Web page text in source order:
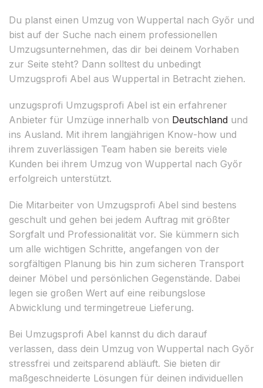
Du planst einen Umzug von Wuppertal nach Győr und
bist auf der Suche nach einem professionellen
Umzugsunternehmen, das dir bei deinem Vorhaben
zur Seite steht? Dann solltest du unbedingt
Umzugsprofi Abel aus Wuppertal in Betracht ziehen.
unzugsprofi Umzugsprofi Abel ist ein erfahrener
Anbieter für Umzüge innerhalb von Deutschland und
ins Ausland. Mit ihrem langjährigen Know-how und
ihrem zuverlässigen Team haben sie bereits viele
Kunden bei ihrem Umzug von Wuppertal nach Győr
erfolgreich unterstützt.
Die Mitarbeiter von Umzugsprofi Abel sind bestens
geschult und gehen bei jedem Auftrag mit größter
Sorgfalt und Professionalität vor. Sie kümmern sich
um alle wichtigen Schritte, angefangen von der
sorgfältigen Planung bis hin zum sicheren Transport
deiner Möbel und persönlichen Gegenstände. Dabei
legen sie großen Wert auf eine reibungslose
Abwicklung und termingetreue Lieferung.
Bei Umzugsprofi Abel kannst du dich darauf
verlassen, dass dein Umzug von Wuppertal nach Győr
stressfrei und zeitsparend abläuft. Sie bieten dir
maßgeschneiderte Lösungen für deinen individuellen